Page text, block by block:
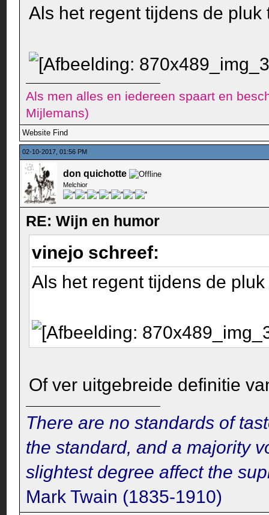
Als het regent tijdens de
Als men alles en iedereen spaart en
Mijlemans)
Website Find
02-10-2017, 01:56 PM
don quichotte
Melchior
RE: Wijn en humor
vinejo schreef:
Als het regent tijdens de
Of ver uitgebreide definitie
There are no standards of
the standard, and a majority
slightest degree affect the
Mark Twain (1835-1910)